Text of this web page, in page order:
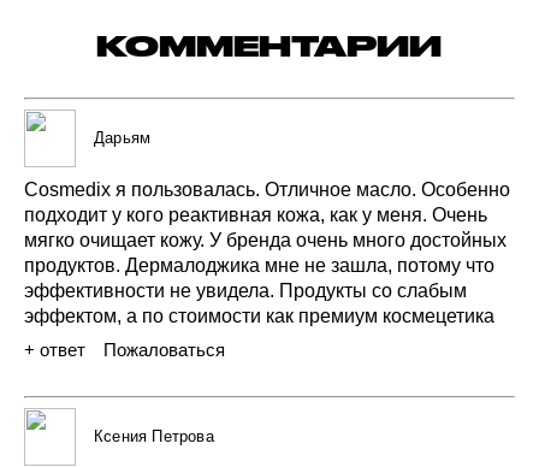
КОММЕНТАРИИ
Дарьям
Cosmedix я пользовалась. Отличное масло. Особенно
подходит у кого реактивная кожа, как у меня. Очень
мягко очищает кожу. У бренда очень много достойных
продуктов. Дермалоджика мне не зашла, потому что
эффективности не увидела. Продукты со слабым
эффектом, а по стоимости как премиум космецетика
+ ответ
Пожаловаться
Ксения Петрова